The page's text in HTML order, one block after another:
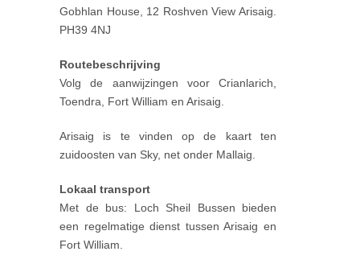
Gobhlan House, 12 Roshven View Arisaig.
PH39 4NJ
Routebeschrijving
Volg de aanwijzingen voor Crianlarich,
Toendra, Fort William en Arisaig.
Arisaig is te vinden op de kaart ten
zuidoosten van Sky, net onder Mallaig.
Lokaal transport
Met de bus: Loch Sheil Bussen bieden
een regelmatige dienst tussen Arisaig en
Fort William.